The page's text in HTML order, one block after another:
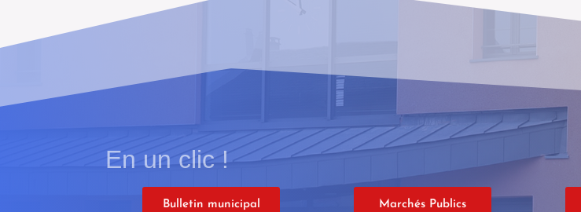
En un clic !
Bulletin municipal Marchés Publics